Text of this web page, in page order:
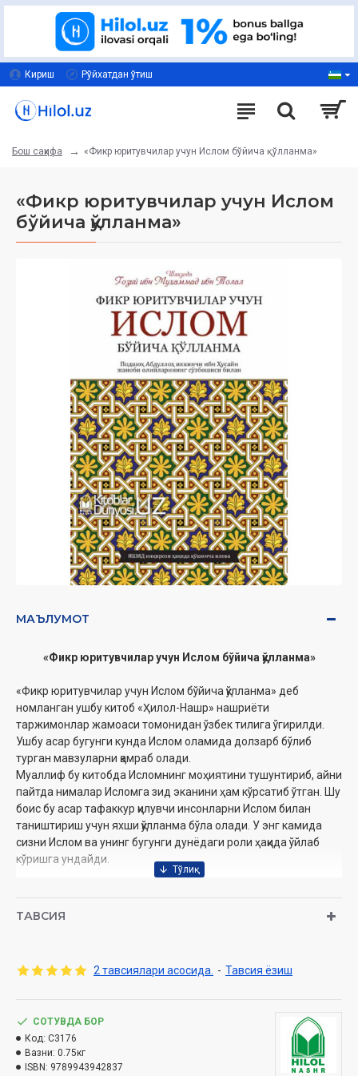
Кириш Рўйхатдан ўтиш
Бош саҳифа «Фикр юритувчилар учун Ислом бўйича қўлланма»
«Фикр юритувчилар учун Ислом
бўйича қўлланма»
МАЪЛУМОТ
«Фикр юритувчилар учун Ислом бўйича қўлланма»
«Фикр юритувчилар учун Ислом бўйича қўлланма» деб
номланган ушбу китоб «Ҳилол-Нашр» нашриёти
таржимонлар жамоаси томонидан ўзбек тилига ўгирилди.
Ушбу асар бугунги кунда Ислом оламида долзарб бўлиб
турган мавзуларни қамраб олади.
Муаллиф бу китобда Исломнинг моҳиятини тушунтириб, айни
пайтда нималар Исломга зид эканини ҳам кўрсатиб ўтган. Шу
боис бу асар тафаккур қилувчи инсонларни Ислом билан
таништириш учун яхши қўлланма бўла олади. У энг камида
сизни Ислом ва унинг бугунги дунёдаги роли ҳақида ўйлаб
кўришга ундайди.
Таржимон
ISBN : 978-9943-9428-3-7
Ўзбекистон Республикаси Вазирлар Маҳкамаси
ТАВСИЯ
2 тавсиялари асосида. - Тавсия ёзиш
СОТУВДА БОР
Код: C3176
Вазни: 0.75кг
ISBN: 9789943942837